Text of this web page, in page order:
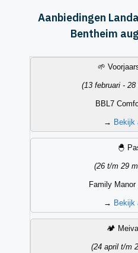
Aanbiedingen
Bentheim
Datum
🌱
(13 februari - 28
BBL7
→ Bekijk
🐣
(26 t/m 29
Family Manor
→ Bekijk
🏕️
(24 april t/m